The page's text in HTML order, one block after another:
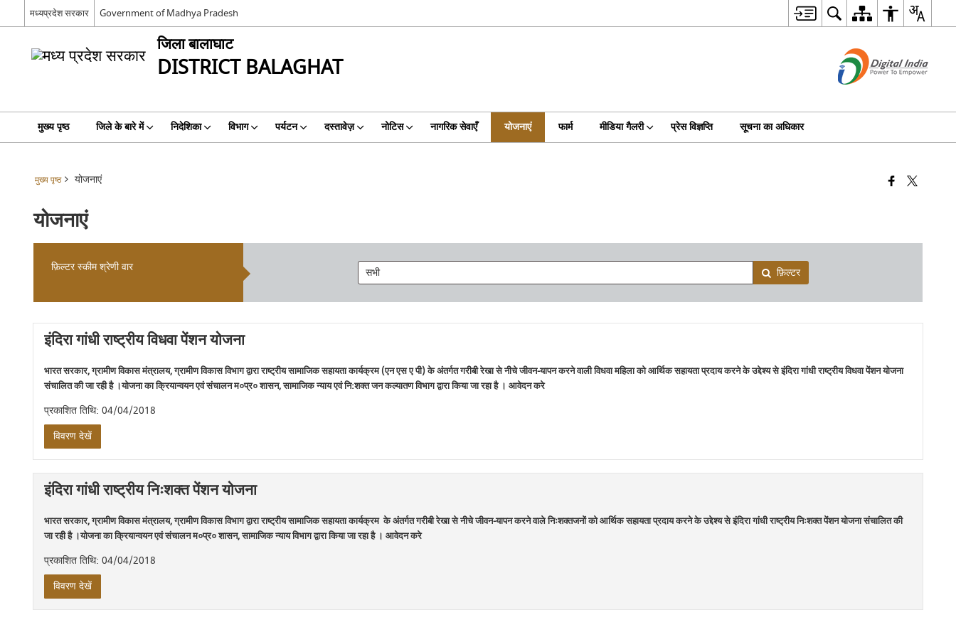
मध्यप्रदेश सरकार Government of Madhya Pradesh
जिला बालाघाट
DISTRICT BALAGHAT
मुख्य पृष्ठ जिले के बारे में निदेशिका विभाग पर्यटन दस्तावेज़ नोटिस नागरिक सेवाएँ योजनाएं फार्म मीडिया गैलरी प्रेस विज्ञप्ति सूचना का अधिकार
मुख्य पृष्ठ योजनाएं
योजनाएं
फ़िल्टर स्कीम श्रेणी वार फ़िल्टर
इंदिरा गांधी राष्ट्रीय विधवा पेंशन योजना
भारत सरकार, ग्रामीण विकास मंत्रालय, ग्रामीण विकास विभाग द्वारा राष्ट्रीय सामाजिक सहायता कार्यक्रम (एन एस ए पी) के अंतर्गत गरीबी रेखा से नीचे जीवन-यापन करने वाली विधवा महिला को आर्थिक सहायता प्रदाय करने के उद्देश्य से इंदिरा गांधी राष्ट्रीय विधवा पेंशन योजना
संचालित की जा रही है ।योजना का क्रियान्वयन एवं संचालन म०प्र० शासन, सामाजिक न्याय एवं नि:शक्त जन कल्यातण विभाग द्वारा किया जा रहा है । आवेदन करे
प्रकाशित तिथि: 04/04/2018
विवरण देखें
इंदिरा गांधी राष्‍ट्रीय निःशक्त पेंशन योजना
भारत सरकार, ग्रामीण विकास मंत्रालय, ग्रामीण विकास विभाग द्वारा राष्ट्रीय सामाजिक सहायता कार्यक्रम के अंतर्गत गरीबी रेखा से नीचे जीवन-यापन करने वाले निःशक्तजनों को आर्थिक सहायता प्रदाय करने के उद्देश्य से इंदिरा गांधी राष्ट्रीय निःशक्त पेंशन योजना संचालित की
जा रही है ।योजना का क्रियान्वयन एवं संचालन म०प्र० शासन, सामाजिक न्याय विभाग द्वारा किया जा रहा है । आवेदन करे
प्रकाशित तिथि: 04/04/2018
विवरण देखें